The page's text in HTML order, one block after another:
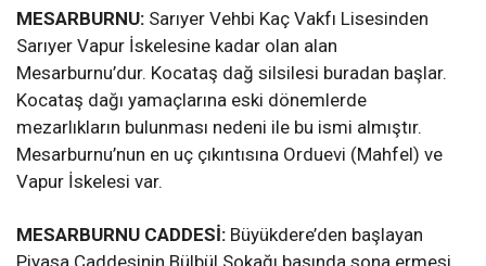
MESARBURNU: Sarıyer Vehbi Kaç Vakfı Lisesinden
Sarıyer Vapur İskelesine kadar olan alan
Mesarburnu’dur. Kocataş dağ silsilesi buradan başlar.
Kocataş dağı yamaçlarına eski dönemlerde
mezarlıkların bulunması nedeni ile bu ismi almıştır.
Mesarburnu’nun en uç çıkıntısına Orduevi (Mahfel) ve
Vapur İskelesi var.
MESARBURNU CADDESİ: Büyükdere’den başlayan